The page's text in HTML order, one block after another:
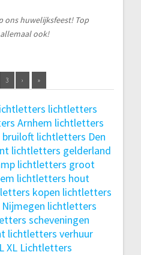
ons huwelijksfeest! Top
ook!
3 › »
lichtletters
Arnhem lichtletters
lichtletters Den
lichtletters gelderland
lichtletters groot
lichtletters hout
kopen lichtletters
lichtletters
scheveningen
lichtletters verhuur
XL Lichtletters